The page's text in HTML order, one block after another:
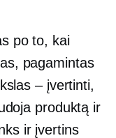
po to, kai
pagamintas
– įvertinti,
produktą ir
ir įvertins